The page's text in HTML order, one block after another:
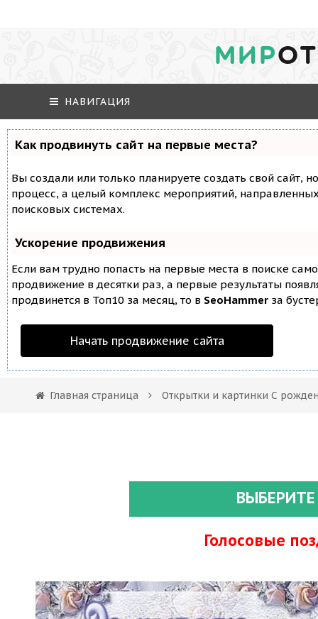
МИР
НАВИГАЦИЯ
Как продвинуть сайт на первые места?
Вы создали или только планируете создать свой сайт,
процесс, а целый комплекс мероприятий,
поисковых системах.
Ускорение продвижения
Если вам трудно попасть на первые места в поиске
продвижение в десятки раз, а первые результаты
продвинется в Топ10 за месяц, то в SeoHammer за
Начать продвижение сайта
Главная страница Открытки и картинки С
Голосовые